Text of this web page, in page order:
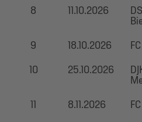
8
11.10.2026
9 18.10.2026
10
25.10.2026
11 8.11.2026